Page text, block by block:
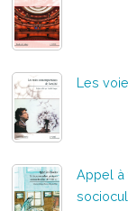
Les
Appel à